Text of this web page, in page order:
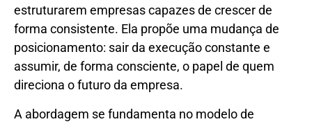
estruturarem empresas capazes de crescer de
forma consistente. Ela propõe uma mudança de
posicionamento: sair da execução constante e
assumir, de forma consciente, o papel de quem
direciona o futuro da empresa.
A abordagem se fundamenta no modelo de